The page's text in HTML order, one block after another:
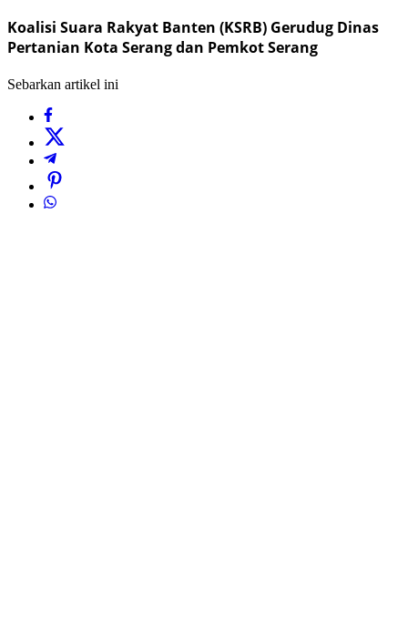
Koalisi Suara Rakyat Banten (KSRB) Gerudug Dinas
Pertanian Kota Serang dan Pemkot Serang
Sebarkan artikel ini